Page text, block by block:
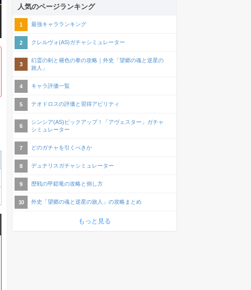
人気のページランキング
最強キャラランキング
クレルヴォ(AS)ガチャシミュレーター
幻霊の剣と褪色の拳の攻略｜外史「望郷の魂と逆星の
旅人」
キャラ評価一覧
テオドロスの評価と習得アビリティ
シンシア(AS)ピックアップ！「アヴェスター」ガチャ
シミュレーター
どのガチャを引くべきか
デュナリスガチャシミュレーター
歴戦の甲鎧竜の攻略と倒し方
外史「望郷の魂と逆星の旅人」の攻略まとめ
もっと見る